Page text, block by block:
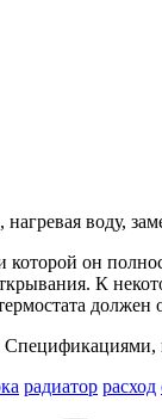
воду,
которой он
К
должен
радиатор расход